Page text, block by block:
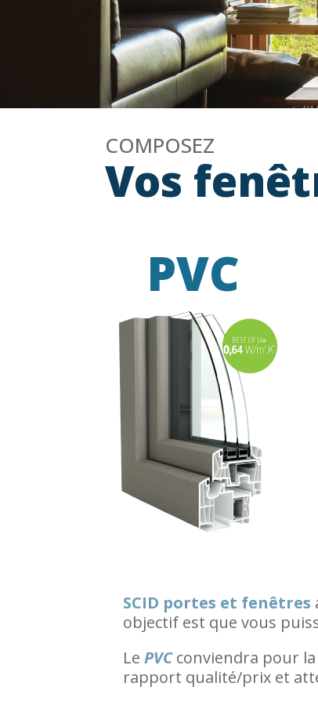
COMPOSEZ
Vos
PVC
SCID portes et fenêtres
objectif est que vous
Le PVCconviendra pour
rapport qualité/prix et